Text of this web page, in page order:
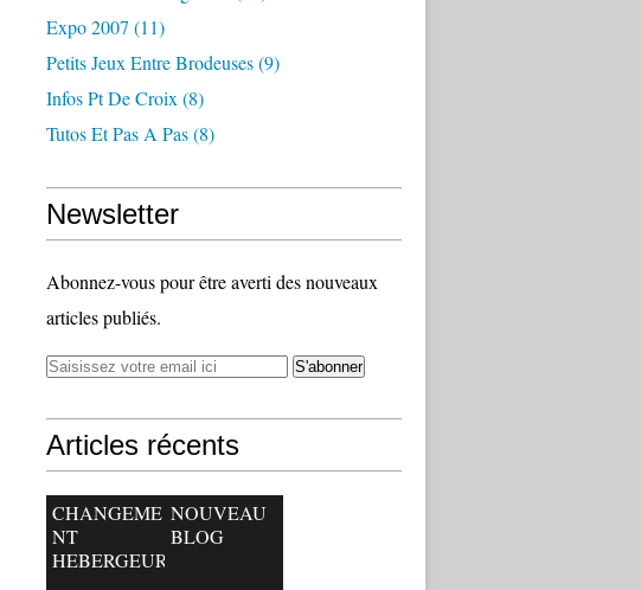
Expo 2007 (11)
Petits Jeux Entre Brodeuses(9)
Infos Pt De Croix (8)
Tutos Et Pas A Pas(8)
Newsletter
Abonnez-vous pour être averti des nouveaux
articles publiés.
Articles récents
CHANGEME
NT
HEBERGEUR
NOUVEAU
BLOG